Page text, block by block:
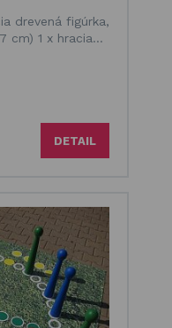
drevená figúrka,
cm) 1 x hracia…
DETAIL